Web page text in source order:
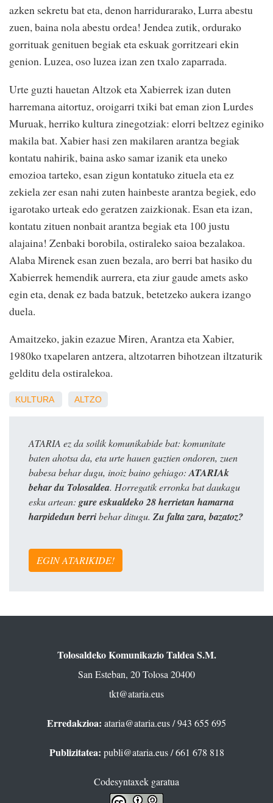
azken sekretu bat eta, denon harridurarako, Lurra abestu
zuen, baina nola abestu ordea! Jendea zutik, ordurako
gorrituak genituen begiak eta eskuak gorritzeari ekin
genion. Luzea, oso luzea izan zen txalo zaparrada.
Urte guzti hauetan Altzok eta Xabierrek izan duten
harremana aitortuz, oroigarri txiki bat eman zion Lurdes
Muruak, herriko kultura zinegotziak: elorri beltzez eginiko
makila bat. Xabier hasi zen makilaren arantza begiak
kontatu nahirik, baina asko samar izanik eta uneko
emozioa tarteko, esan zigun kontatuko zituela eta ez
zekiela zer esan nahi zuten hainbeste arantza begiek, edo
igarotako urteak edo geratzen zaizkionak. Esan eta izan,
kontatu zituen nonbait arantza begiak eta 100 justu
alajaina! Zenbaki borobila, ostiraleko saioa bezalakoa.
Alaba Mirenek esan zuen bezala, aro berri bat hasiko du
Xabierrek hemendik aurrera, eta ziur gaude amets asko
egin eta, denak ez bada batzuk, betetzeko aukera izango
duela.
Amaitzeko, jakin ezazue Miren, Arantza eta Xabier,
1980ko txapelaren antzera, altzotarren bihotzean iltzaturik
gelditu dela ostiralekoa.
KULTURA ALTZO
ATARIA ez da soilik komunikabide bat: komunitate
baten ahotsa da, eta urte hauen guztien ondoren, zuen
babesa behar dugu, inoiz baino gehiago: ATARIAk
behar du Tolosaldea. Horregatik erronka bat daukagu
esku artean: gure eskualdeko 28 herrietan hamarna
harpidedun berribehar ditugu. Zu falta zara, bazatoz?
EGIN ATARIKIDE!
Tolosaldeko Komunikazio Taldea S.M.
San Esteban, 20 Tolosa 20400
tkt@ataria.eus
Erredakzioa: ataria@ataria.eus/ 943 655 695
Publizitatea: publi@ataria.eus/ 661 678 818
Codesyntaxek garatua